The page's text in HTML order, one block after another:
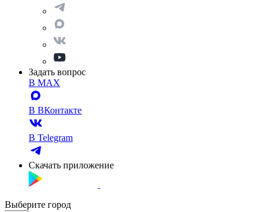
Задать вопрос
В MAX
В ВКонтакте
В Telegram
Скачать приложение
Выберите город